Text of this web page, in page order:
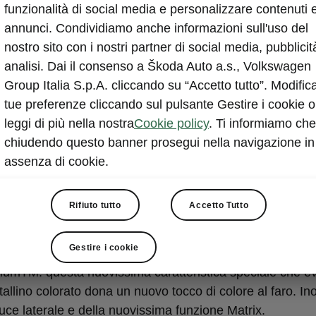
LED
Matrix LED
Kodiaq utilizzano i LED per tutte le loro funzioni. I
delle tecnologie LED includono la loro maggiore durata e
meno energia. I loro moduli esagonali sono
questa nuovissima caratteristica speciale che
colorato dona un nuovo tocco di colore al faro.
laterale e della nuovissima funzione Matrix.
funzionalità di social media e personalizzare contenuti
annunci. Condividiamo anche informazioni sull'uso del
nostro sito con i nostri partner di social media,
analisi. Dai il consenso a Škoda Auto a.s., Volkswagen
Group Italia S.p.A. cliccando su “Accetto tutto”.
tue preferenze cliccando sul pulsante Gestire i cookie o
leggi di più nella nostraCookie policy. Ti informiamo che
chiudendo questo banner prosegui nella navigazione in
assenza di cookie.
Rifiuto tutto Accetto Tutto
Gestire i cookie